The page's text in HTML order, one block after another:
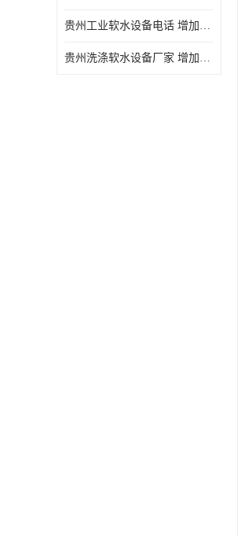
贵州工业软水设备电话 增加清洁效果 使水更加清澈 干净
贵州洗涤软水设备厂家 增加清洁效果 减少维修和更换的成本